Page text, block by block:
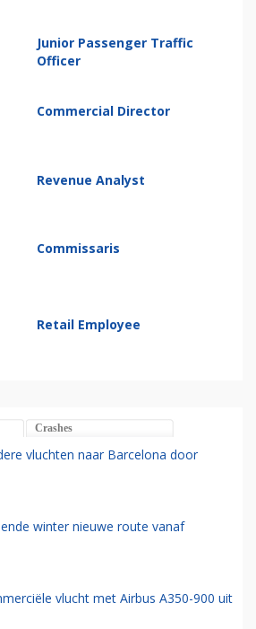
Junior Passenger Traffic
Officer
Commercial Director
Revenue Analyst
Commissaris
Retail Employee
Crashes
vluchten naar Barcelona door
winter nieuwe route vanaf
vlucht met Airbus A350-900 uit